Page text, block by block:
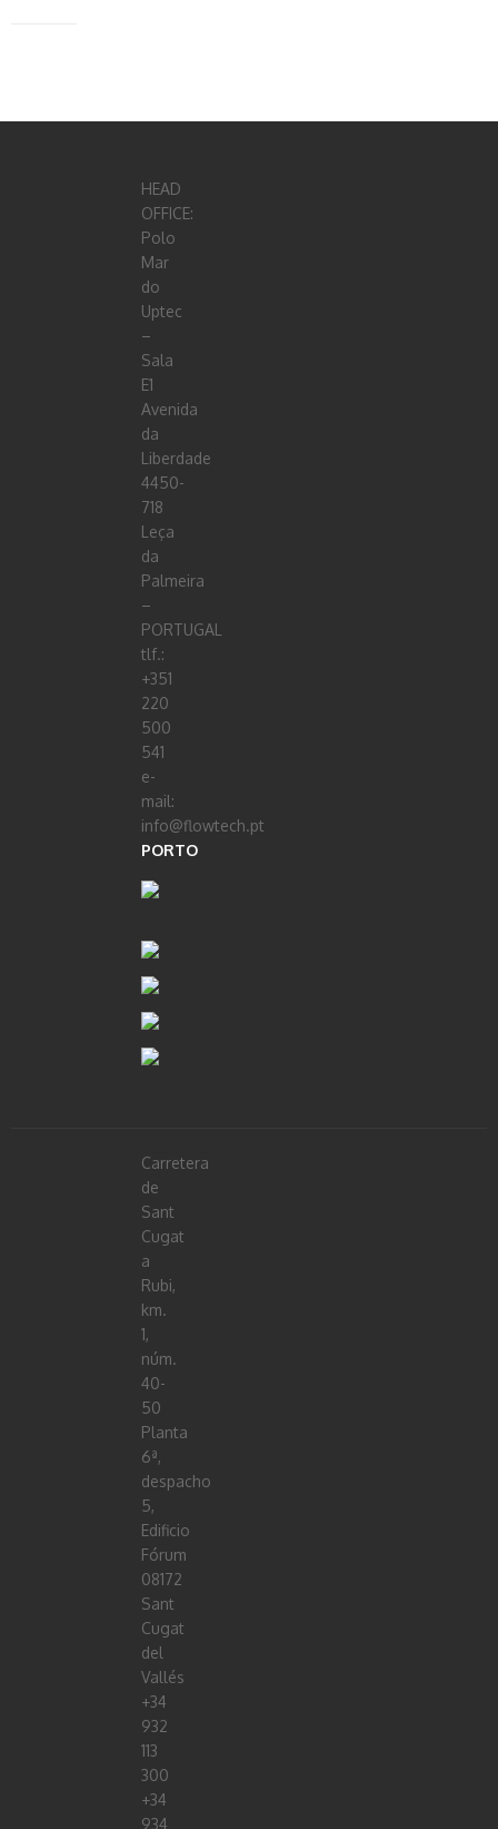
HEAD
OFFICE:
Polo
Mar
do
Uptec
–
Sala
E1
Avenida
da
Liberdade
4450-
718
Leça
da
Palmeira
–
PORTUGAL
tlf.:
+351
220
500
541
e-
mail:
info@flowtech.pt
PORTO
Carretera
de
Sant
Cugat
a
Rubi,
km.
1,
núm.
40-
50
Planta
6ª,
despacho
5,
Edificio
Fórum
08172
Sant
Cugat
del
Vallés
+34
932
113
300
+34
934